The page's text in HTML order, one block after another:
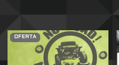
OFERTA